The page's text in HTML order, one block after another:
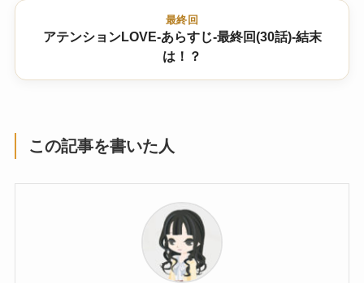
最終回
アテンションLOVE-あらすじ-最終回(30話)-結末
は！？
この記事を書いた人